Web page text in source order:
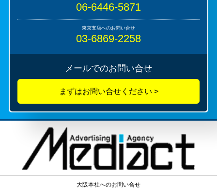
06-6446-5871
03-6869-2258
メールでのお問い合せ